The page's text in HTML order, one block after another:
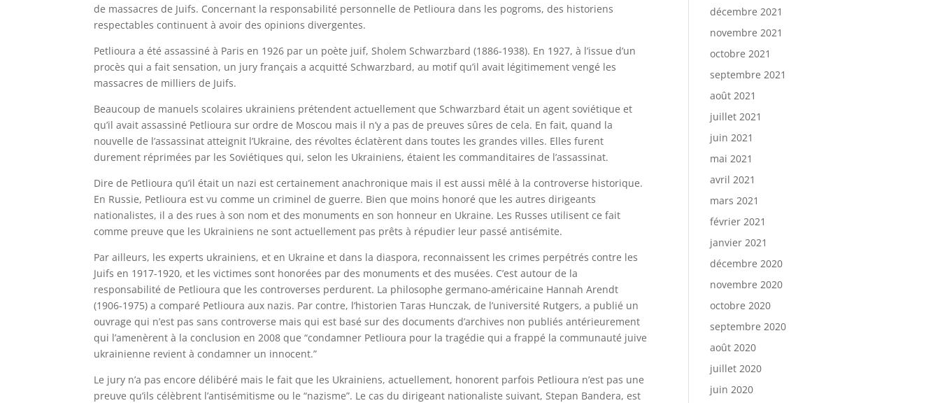
de massacres de Juifs. Concernant la responsabilité personnelle de Petlioura dans les pogroms, des historiens
respectables continuent à avoir des opinions divergentes.
Petlioura a été assassiné à Paris en 1926 par un poète juif, Sholem Schwarzbard (1886-1938). En 1927, à l’issue d’un
procès qui a fait sensation, un jury français a acquitté Schwarzbard, au motif qu’il avait légitimement vengé les
massacres de milliers de Juifs.
Beaucoup de manuels scolaires ukrainiens prétendent actuellement que Schwarzbard était un agent soviétique et
qu’il avait assassiné Petlioura sur ordre de Moscou mais il n’y a pas de preuves sûres de cela. En fait, quand la
nouvelle de l’assassinat atteignit l’Ukraine, des révoltes éclatèrent dans toutes les grandes villes. Elles furent
durement réprimées par les Soviétiques qui, selon les Ukrainiens, étaient les commanditaires de l’assassinat.
Dire de Petlioura qu’il était un nazi est certainement anachronique mais il est aussi mêlé à la controverse historique.
En Russie, Petlioura est vu comme un criminel de guerre. Bien que moins honoré que les autres dirigeants
nationalistes, il a des rues à son nom et des monuments en son honneur en Ukraine. Les Russes utilisent ce fait
comme preuve que les Ukrainiens ne sont actuellement pas prêts à répudier leur passé antisémite.
Par ailleurs, les experts ukrainiens, et en Ukraine et dans la diaspora, reconnaissent les crimes perpétrés contre les
Juifs en 1917-1920, et les victimes sont honorées par des monuments et des musées. C’est autour de la
responsabilité de Petlioura que les controverses perdurent. La philosophe germano-américaine Hannah Arendt
(1906-1975) a comparé Petlioura aux nazis. Par contre, l’historien Taras Hunczak, de l’université Rutgers, a publié un
ouvrage qui n’est pas sans controverse mais qui est basé sur des documents d’archives non publiés antérieurement
qui l’amenèrent à la conclusion en 2008 que “condamner Petlioura pour la tragédie qui a frappé la communauté juive
ukrainienne revient à condamner un innocent.”
Le jury n’a pas encore délibéré mais le fait que les Ukrainiens, actuellement, honorent parfois Petlioura n’est pas une
preuve qu’ils célèbrent l’antisémitisme ou le “nazisme”. Le cas du dirigeant nationaliste suivant, Stepan Bandera, est
décembre 2021
novembre 2021
octobre 2021
septembre 2021
août 2021
juillet 2021
juin 2021
mai 2021
avril 2021
mars 2021
février 2021
janvier 2021
décembre 2020
novembre 2020
octobre 2020
septembre 2020
août 2020
juillet 2020
juin 2020